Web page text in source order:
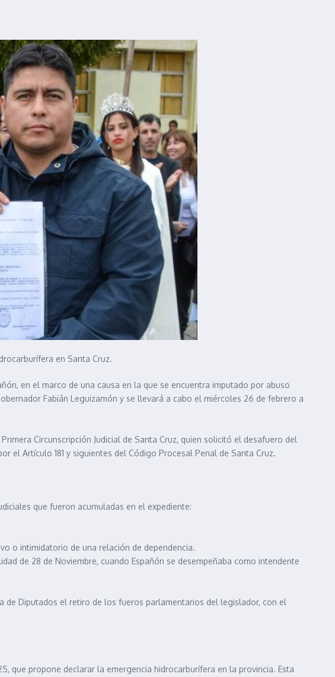
en Santa Cruz.
en el marco de una causa en la que se encuentra imputado por abuso
Fabián Leguizamón y se llevará a cabo el miércoles 26 de febrero a
Circunscripción Judicial de Santa Cruz, quien solicitó el desafuero del
el Artículo 181 y siguientes del Código Procesal Penal de Santa Cruz.
que fueron acumuladas en el expediente:
o intimidatorio de una relación de dependencia.
de 28 de Noviembre, cuando Españón se desempeñaba como intendente
de Diputados el retiro de los fueros parlamentarios del legislador, con el
que propone declarar la emergencia hidrocarburífera en la provincia. Esta